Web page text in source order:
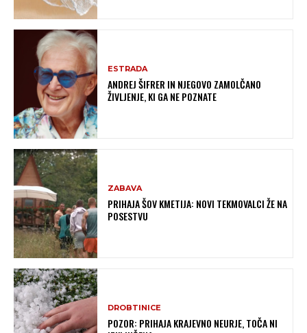
ESTRADA
ANDREJ ŠIFRER IN NJEGOVO ZAMOLČANO
ŽIVLJENJE, KI GA NE POZNATE
ZABAVA
PRIHAJA ŠOV KMETIJA: NOVI TEKMOVALCI ŽE NA
POSESTVU
DROBTINICE
POZOR: PRIHAJA KRAJEVNO NEURJE, TOČA NI